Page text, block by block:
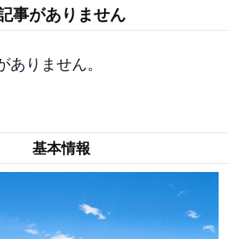
事がありません
りません。
基本情報